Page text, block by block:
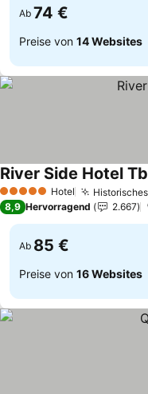
Ab 74 €
Preise von 14 Websites
5 Sterne Hotel
River Side Hotel
8,9 Hervorragend 2.667
Ab 85 €
Preise von 16 Websites